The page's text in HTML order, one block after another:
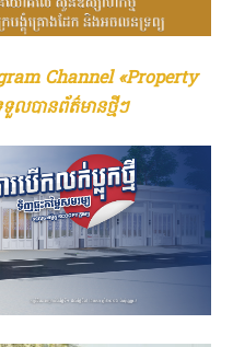
Channel «Property
លបានព័ត៌មានថ្មីៗ